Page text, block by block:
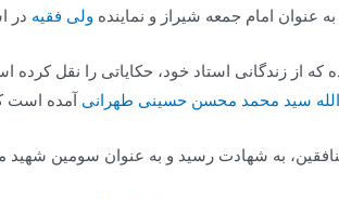
عنوان امام جمعه شیراز و نماینده ولی فقیه در
که از زندگانی استاد خود، حکایاتی را نقل
سید محمد محسن حسینی طهرانی آمده است